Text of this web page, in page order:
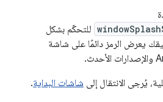
للتحكّم بشكل
يعرض الرمز دائمًا على شاشة
يُرجى الانتقال إلى شاشات البداية.